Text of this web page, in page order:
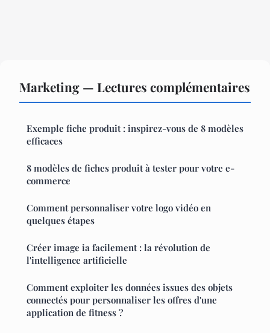
Marketing — Lectures complémentaires
Exemple fiche produit : inspirez-vous de 8 modèles
efficaces
8 modèles de fiches produit à tester pour votre e-
commerce
Comment personnaliser votre logo vidéo en
quelques étapes
Créer image ia facilement : la révolution de
l'intelligence artificielle
Comment exploiter les données issues des objets
connectés pour personnaliser les offres d'une
application de fitness ?